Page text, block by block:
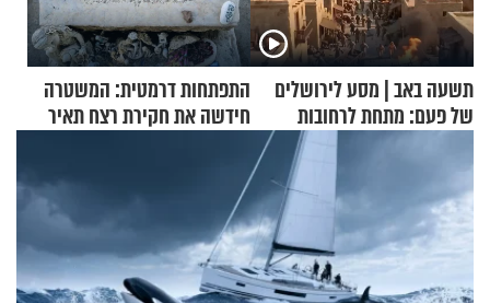
תשעה באב | מסע לירושלים
של פעם: מתחת לרחובות
התפתחות דרמטית: המשטרה
חידשה את חקירת רצח תאיר